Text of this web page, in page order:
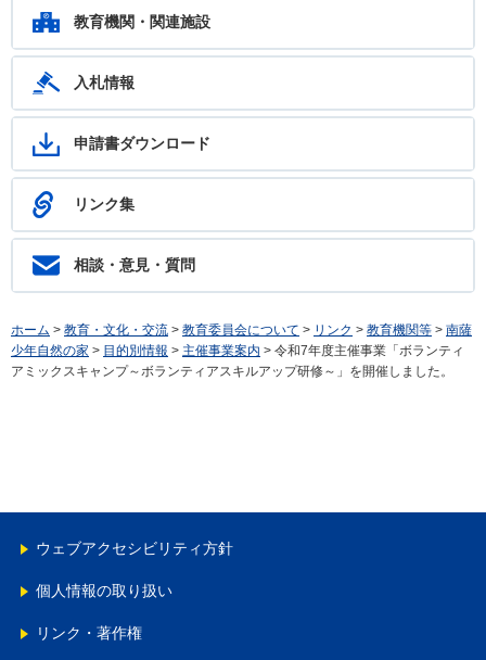
ます。フリーダイヤル：0120-783-574
教育機関・関連施設
入札情報
申請書ダウンロード
リンク集
相談・意見・質問
ホーム > 教育・文化・交流 > 教育委員会について > リンク > 教育機関等 > 南薩
少年自然の家 > 目的別情報 > 主催事業案内 > 令和7年度主催事業「ボランティ
アミックスキャンプ～ボランティアスキルアップ研修～」を開催しました。
ウェブアクセシビリティ方針
個人情報の取り扱い
リンク・著作権